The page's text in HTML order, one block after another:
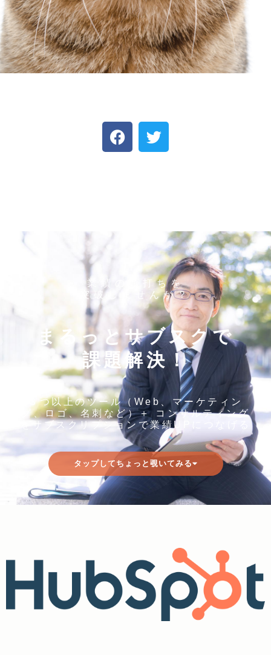
業績の頭打ちを
突破しませんか？
まるっとサブスクで
課題解決！
３つ以上のツール（Web、マーケティン
グ、ロゴ、名刺など）＋ コンサルティング
をサブスクリプションで業績UPにつなげる
タップしてちょっと覗いてみる